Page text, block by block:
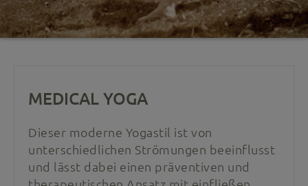
MEDICAL YOGA
Dieser moderne Yogastil ist von
unterschiedlichen Strömungen beeinflusst
und lässt dabei einen präventiven und